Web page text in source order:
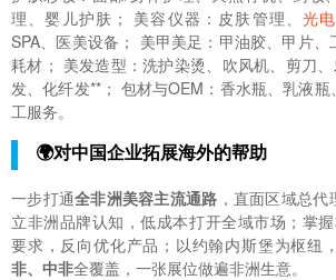
理、婴儿护肤； 美容仪器：皮肤管理、光电
SPA、医美设备； 美甲美足：甲油胶、甲片、
耗材； 美发造型：洗护染烫、吹风机、剪刀
发、化纤发**； 包材与OEM：香水瓶、乳液
工服务。
🌍对中国企业拓展海外的帮助
一步打通全非洲美容主流通路 ，直面区域总
立非洲品牌认知，低成本打开全域市场；掌
要求，反向优化产品；以约翰内斯堡为枢纽，
非、中非全覆盖，一张展位做遍非洲生意。